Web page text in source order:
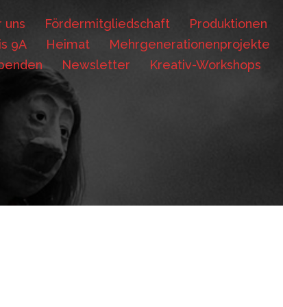
uns Fördermitgliedschaft
Produktionen
9A Heimat
Mehrgenerationenprojekte
Newsletter
Kreativ-Workshops